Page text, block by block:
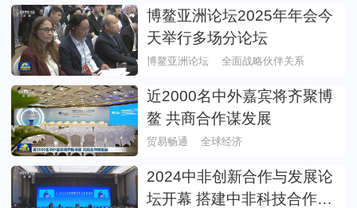
博鳌亚洲论坛2025年年会今
天举行多场分论坛
博鳌亚洲论坛 全面战略伙伴关系
近2000名中外嘉宾将齐聚博
鳌 共商合作谋发展
贸易畅通 全球经济
2024中非创新合作与发展论
坛开幕 搭建中非科技合作新